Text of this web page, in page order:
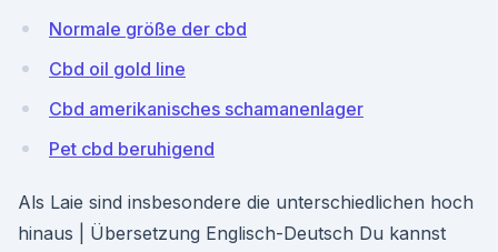
Normale größe der cbd
Cbd oil gold line
Cbd amerikanisches schamanenlager
Pet cbd beruhigend
Als Laie sind insbesondere die unterschiedlichen hoch
hinaus | Übersetzung Englisch-Deutsch Du kannst